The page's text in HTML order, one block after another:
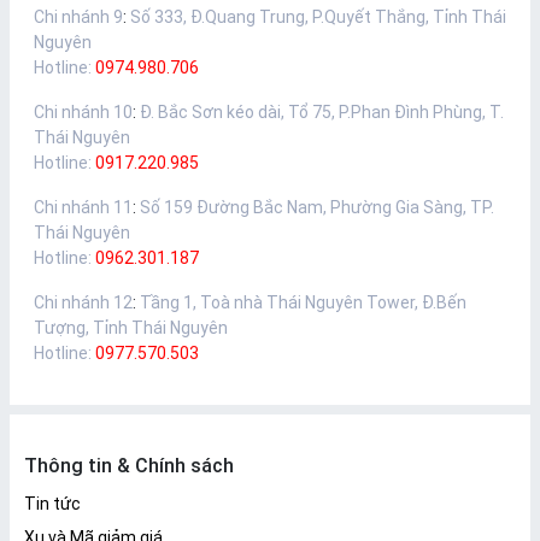
Chi nhánh 9: Số 333, Đ.Quang Trung, P.Quyết Thắng, Tỉnh Thái
Nguyên
Hotline: 0974.980.706
Chi nhánh 10: Đ. Bắc Sơn kéo dài, Tổ 75, P.Phan Đình Phùng, T.
Thái Nguyên
Hotline: 0917.220.985
Chi nhánh 11 : Số 159 Đường Bắc Nam, Phường Gia Sàng, TP.
Thái Nguyên
Hotline: 0962.301.187
Chi nhánh 12: Tầng 1, Toà nhà Thái Nguyên Tower, Đ.Bến
Tượng, Tỉnh Thái Nguyên
Hotline: 0977.570.503
Thông tin & Chính sách
Tin tức
Xu và Mã giảm giá